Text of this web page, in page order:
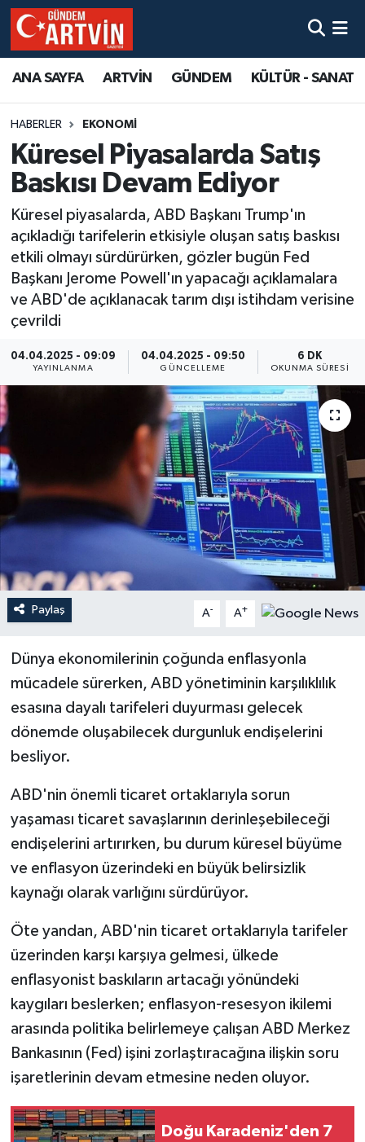
ANA SAYFA ARTVİN GÜNDEM KÜLTÜR - SANAT
HABERLER EKONOMİ
Küresel Piyasalarda Satış
Baskısı Devam Ediyor
Küresel piyasalarda, ABD Başkanı Trump'ın
açıkladığı tarifelerin etkisiyle oluşan satış baskısı
etkili olmayı sürdürürken, gözler bugün Fed
Başkanı Jerome Powell'ın yapacağı açıklamalara
ve ABD'de açıklanacak tarım dışı istihdam verisine
çevrildi
04.04.2025 - 09:09
YAYINLANMA
04.04.2025 - 09:50
GÜNCELLEME
6 DK
OKUNMA SÜRESI
Paylaş A- A+
Dünya ekonomilerinin çoğunda enflasyonla
mücadele sürerken, ABD yönetiminin karşılıklılık
esasına dayalı tarifeleri duyurması gelecek
dönemde oluşabilecek durgunluk endişelerini
besliyor.
ABD'nin önemli ticaret ortaklarıyla sorun
yaşaması ticaret savaşlarının derinleşebileceği
endişelerini artırırken, bu durum küresel büyüme
ve enflasyon üzerindeki en büyük belirsizlik
kaynağı olarak varlığını sürdürüyor.
Öte yandan, ABD'nin ticaret ortaklarıyla tarifeler
üzerinden karşı karşıya gelmesi, ülkede
enflasyonist baskıların artacağı yönündeki
kaygıları beslerken; enflasyon-resesyon ikilemi
arasında politika belirlemeye çalışan ABD Merkez
Bankasının (Fed) işini zorlaştıracağına ilişkin soru
işaretlerinin devam etmesine neden oluyor.
Doğu Karadeniz'den 7